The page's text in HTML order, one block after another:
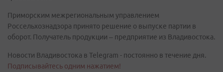
Приморским межрегиональным управлением
Россельхознадзора принято решение о выпуске партии в
оборот. Получатель продукции – предприятие из Владивостока.
Новости Владивостока в Telegram - постоянно в течение дня.
Подписывайтесь одним нажатием!